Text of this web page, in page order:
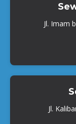
Jl. Imam
Jl.